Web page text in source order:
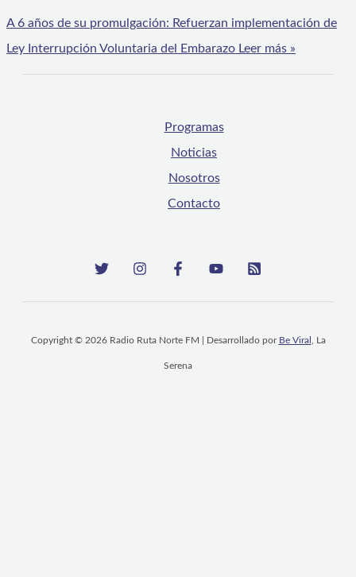
A 6 años de su promulgación: Refuerzan implementación de
Ley Interrupción Voluntaria del Embarazo Leer más »
Programas
Noticias
Nosotros
Contacto
Copyright © 2026 Radio Ruta Norte FM | Desarrollado por Be Viral , La
Serena